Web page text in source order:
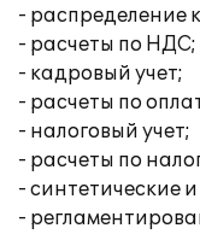
- распределение
- расчеты по НДС;
- кадровый учет;
- расчеты по
- налоговый учет;
- расчеты по
- синтетические
-